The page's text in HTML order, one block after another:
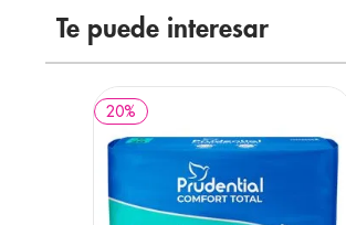
Te puede interesar
20%